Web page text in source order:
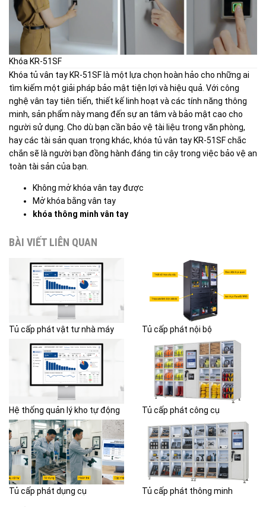
Khóa KR-51SF
Khóa tủ vân tay KR-51SF là một lựa chọn hoàn hảo cho những ai
tìm kiếm một giải pháp bảo mật tiện lợi và hiệu quả. Với công
nghệ vân tay tiên tiến, thiết kế linh hoạt và các tính năng thông
minh, sản phẩm này mang đến sự an tâm và bảo mật cao cho
người sử dụng. Cho dù bạn cần bảo vệ tài liệu trong văn phòng,
hay các tài sản quan trọng khác, khóa tủ vân tay KR-51SF chắc
chắn sẽ là người bạn đồng hành đáng tin cậy trong việc bảo vệ an
toàn tài sản của bạn.
Không mở khóa vân tay được
Mở khóa bằng vân tay
khóa thông minh vân tay
BÀI VIẾT LIÊN QUAN
Tủ cấp phát vật tư nhà máy Tủ cấp phát nội bộ
Hệ thống quản lý kho tự động Tủ cấp phát công cụ
Tủ cấp phát dụng cụ Tủ cấp phát thông minh